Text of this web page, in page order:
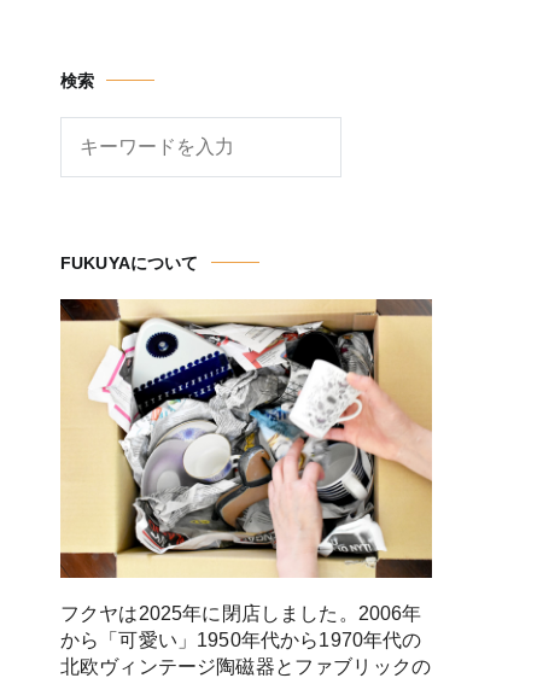
検索
FUKUYAについて
フクヤは2025年に閉店しました。2006年
から「可愛い」1950年代から1970年代の
北欧ヴィンテージ陶磁器とファブリックの